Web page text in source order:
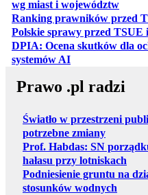
wg miast i województw
Ranking prawników przed
Polskie sprawy przed TSUE
DPIA: Ocena skutków dla
systemów AIotwiera się w
Prawo .pl radzi
Światło w przestrzeni
potrzebne zmiany
Prof. Habdas: SN
hałasu przy lotniskach
Podniesienie gruntu na
stosunków wodnych